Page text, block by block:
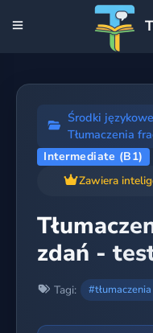
Środki
Tłumaczenia
Intermediate (B1)
Zawiera
zdań -
Tagi: